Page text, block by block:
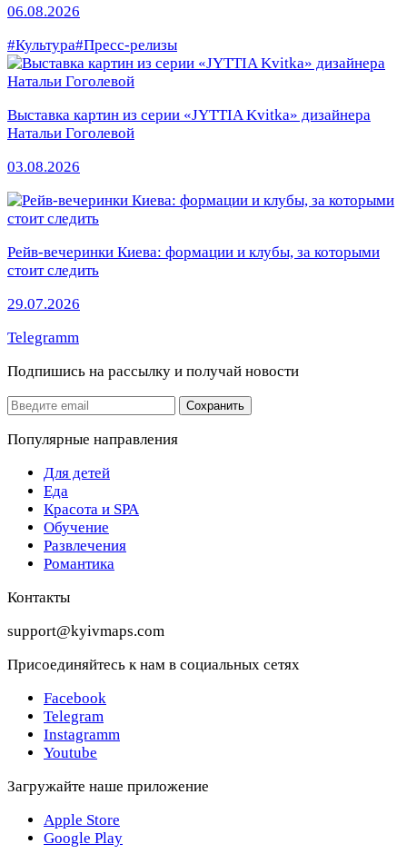
06.08.2026
#Культура#Пресс-релизы
Выставка картин из серии «JYTTIA Kvitka» дизайнера
Натальи Гоголевой
03.08.2026
Рейв-вечеринки Киева: формации и клубы, за которыми
стоит следить
29.07.2026
Telegramm
Подпишись на рассылку и получай новости
Email
Сохранить
Популярные направления
Для детей
Еда
Красота и SPA
Обучение
Развлечения
Романтика
Контакты
support@kyivmaps.com
Присоединяйтесь к нам в социальных сетях
Facebook
Telegram
Instagramm
Youtube
Загружайте наше приложение
Apple Store
Google Play